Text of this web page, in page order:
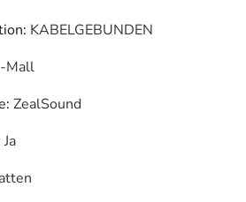
: KABELGEBUNDEN
Mall
: ZealSound
Ja